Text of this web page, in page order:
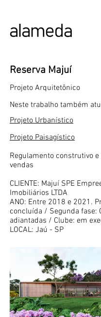
Reserva Majuí
Projeto Arquitetônico
Neste trabalho também
Projeto Urbanístico
Projeto Paisagístico
Regulamento construtivo
vendas
CLIENTE: Majuí SPE
Imobiliários LTDA
ANO: Entre 2018 e 2021.
concluída / Segunda fase:
adiantadas / Clube: em
LOCAL: Jaú - SP